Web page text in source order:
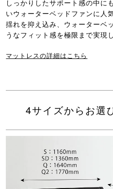
しっかりしたサポート感の中に
いウォーターベッドファンに人
揺れを抑え込み、ウォーターベ
うなフィット感を極限まで実現
マットレスの詳細はこちら
4サイズからお選